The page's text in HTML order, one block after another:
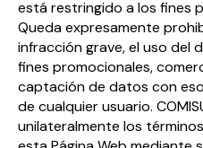
está restringido a los fines
Queda expresamente
infracción grave, el uso del
fines promocionales,
captación de datos con
de cualquier usuario.
unilateralmente los